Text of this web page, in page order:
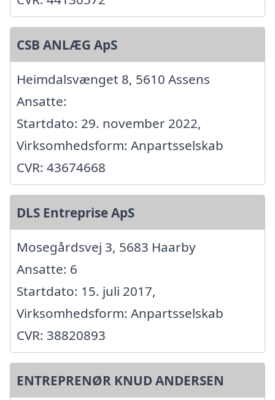
CSB ANLÆG ApS
Heimdalsvænget 8, 5610 Assens
Ansatte:
Startdato: 29. november 2022,
Virksomhedsform: Anpartsselskab
CVR: 43674668
DLS Entreprise ApS
Mosegårdsvej 3, 5683 Haarby
Ansatte: 6
Startdato: 15. juli 2017,
Virksomhedsform: Anpartsselskab
CVR: 38820893
ENTREPRENØR KNUD ANDERSEN